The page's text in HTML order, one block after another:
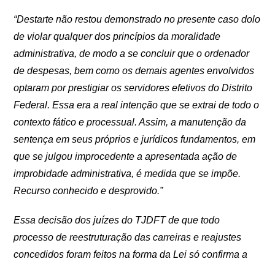
“Destarte não restou demonstrado no presente caso dolo
de violar qualquer dos princípios da moralidade
administrativa, de modo a se concluir que o ordenador
de despesas, bem como os demais agentes envolvidos
optaram por prestigiar os servidores efetivos do Distrito
Federal. Essa era a real intenção que se extrai de todo o
contexto fático e processual. Assim, a manutenção da
sentença em seus próprios e jurídicos fundamentos, em
que se julgou improcedente a apresentada ação de
improbidade administrativa, é medida que se impõe.
Recurso conhecido e desprovido.”
Essa decisão dos juízes do TJDFT de que todo
processo de reestruturação das carreiras e reajustes
concedidos foram feitos na forma da Lei só confirma a